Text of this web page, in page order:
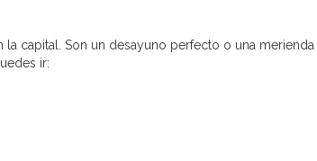
capital. Son un desayuno perfecto o una merienda
ir: